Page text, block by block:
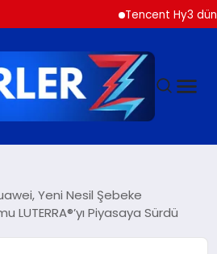
Tencent Hy3 dünya
Yeni Nesil Şebeke
LUTERRA®’yı Piyasaya Sürdü